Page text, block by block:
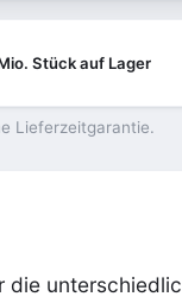
Stück auf Lager
Lieferzeitgarantie.